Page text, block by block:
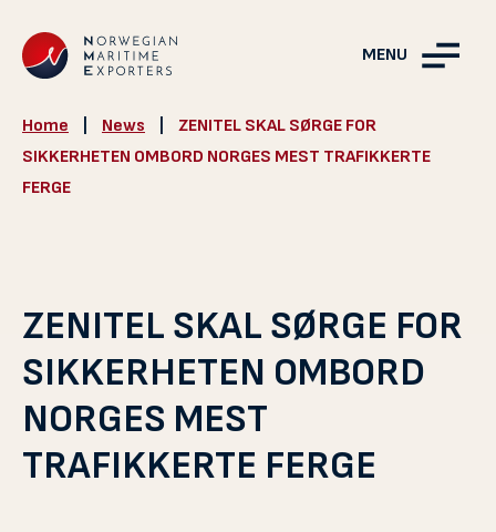
MENU
Home News
ZENITEL SKAL SØRGE FOR
SIKKERHETEN OMBORD NORGES MEST TRAFIKKERTE
FERGE
ZENITEL SKAL SØRGE FOR
SIKKERHETEN OMBORD
NORGES MEST
TRAFIKKERTE FERGE